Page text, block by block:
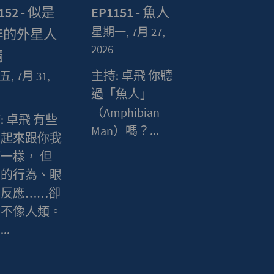
- 似是
外星人
, 7月 31,
卓飛 有些
來跟你我
樣， 但
行為、眼
反應……卻
像人類。
EP1151 - 魚人
星期一, 7月 27,
2026
主持: 卓飛 你聽
過「魚人」
（Amphibian
Man）嗎？...